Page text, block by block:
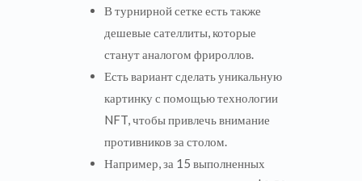
В турнирной сетке есть также
дешевые сателлиты, которые
станут аналогом фрироллов.
Есть вариант сделать уникальную
картинку с помощью технологии
NFT, чтобы привлечь внимание
противников за столом.
Например, за 15 выполненных